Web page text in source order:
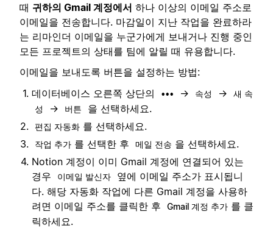
때 귀하의 Gmail 계정에서 하나 이상의 이메일 주소로
이메일을 전송합니다. 마감일이 지난 작업을 완료하라
는 리마인더 이메일을 누군가에게 보내거나 진행 중인
모든 프로젝트의 상태를 팀에 알릴 때 유용합니다.
이메일을 보내도록 버튼을 설정하는 방법:
데이터베이스 오른쪽 상단의
••• → 속성 →
새 속
성
→ 버튼 을 선택하세요.
편집 자동화 를 선택하세요.
작업 추가 를 선택한 후 메일 전송 을 선택하세요.
Notion 계정이 이미 Gmail 계정에 연결되어 있는
경우
이메일 발신자
옆에 이메일 주소가 표시됩니
다. 해당 자동화 작업에 다른 Gmail 계정을 사용하
려면 이메일 주소를 클릭한 후
Gmail 계정 추가 를 클
릭하세요.